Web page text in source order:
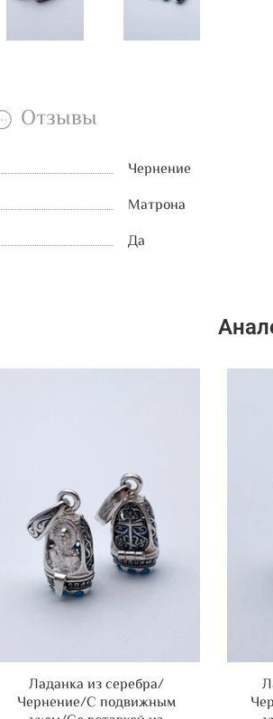
Отзывы
Чернение
Матрона
Да
Ладанка из серебра/
Чернение/С подвижным